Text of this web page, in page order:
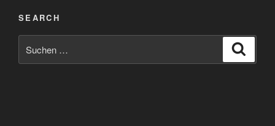
SEARCH
nach: